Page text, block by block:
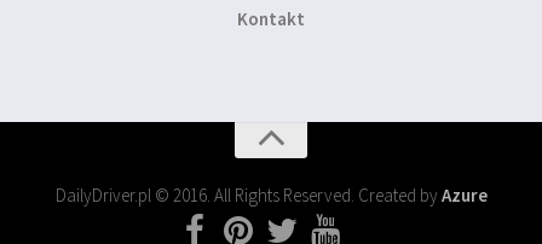
Kontakt
DailyDriver.pl © 2016. All Rights Reserved. Created byAzure